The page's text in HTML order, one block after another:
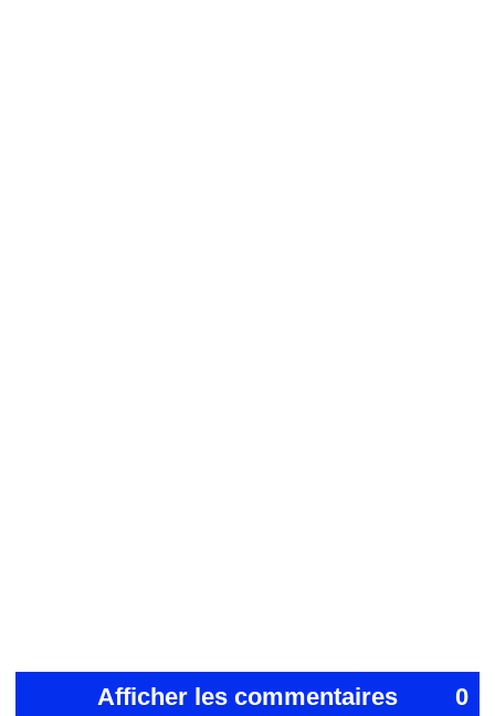
Afficher les commentaires 0